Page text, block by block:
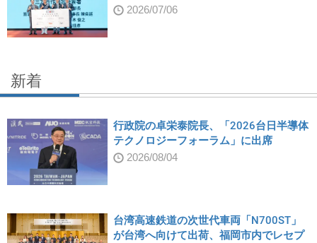
2026/07/06
新着
行政院の卓栄泰院長、「2026台日半導体
テクノロジーフォーラム」に出席
2026/08/04
台湾高速鉄道の次世代車両「N700ST」
が台湾へ向けて出荷、福岡市内でレセプ